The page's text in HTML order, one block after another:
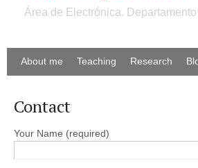
Área de Electrónica.
About me Teaching Research
Contact
Your Name (required)